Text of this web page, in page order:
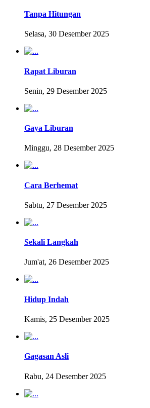
Tanpa Hitungan
Selasa, 30 Desember 2025
Rapat Liburan
Senin, 29 Desember 2025
Gaya Liburan
Minggu, 28 Desember 2025
Cara Berhemat
Sabtu, 27 Desember 2025
Sekali Langkah
Jum'at, 26 Desember 2025
Hidup Indah
Kamis, 25 Desember 2025
Gagasan Asli
Rabu, 24 Desember 2025